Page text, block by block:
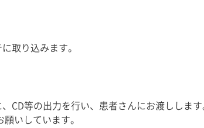
取り込みます。
CD等の出力を行い、患者さんにお渡ししま
いしています。